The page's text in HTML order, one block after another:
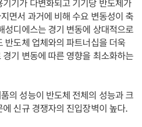
면서 과거에 비해 수요 변동성이 축
성디에스는 경기 변동에 상대적으로
반도체 업체와의 파트너십을 더욱
기 변동에 따른 영향을 최소화하는
의 성능이 반도체 전체의 성능과 크
신규 경쟁자의 진입장벽이 높다.